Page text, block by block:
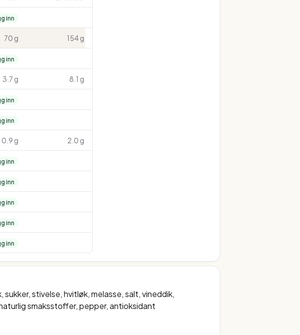
inn
70 g 154 g
inn
3.7 g 8.1 g
inn
inn
0.9 g 2.0 g
inn
inn
inn
inn
inn
stivelse, hvitløk, melasse, salt, vineddik,
smaksstoffer, pepper, antioksidant